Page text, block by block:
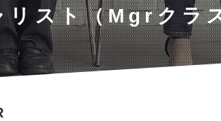
リスト（Mgrクラ